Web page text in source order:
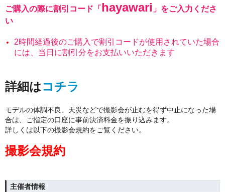
ご購入の際に割引コード「 hayawari 」をご入力くださ
い
2時間経過後のご購入で割引コードが使用されていた場合
には、当日に割引分をお支払いいただきます
詳細はコチラ
モデルの体調不良、天災などで撮影会が止むを得ず中止になった場
合は、ご指定の口座に事前決済料金を振り込みます。
詳しくは以下の撮影会規約をご覧ください。
撮影会規約
主催者情報